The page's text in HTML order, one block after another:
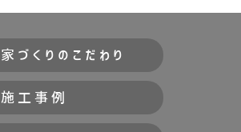
家づくりのこだわり
施工事例